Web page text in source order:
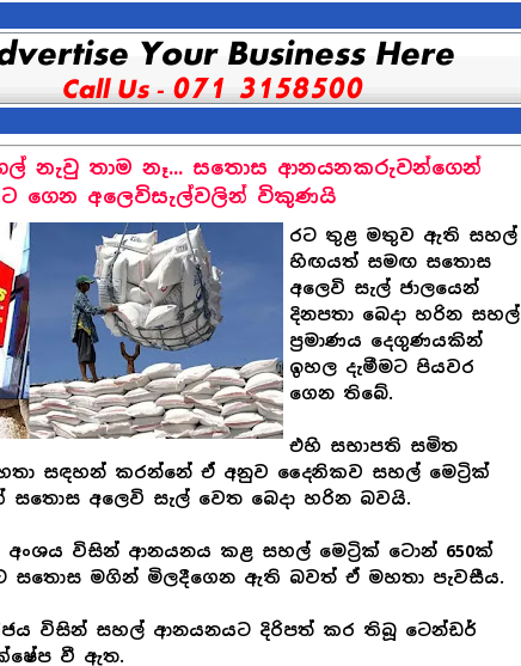
නැවු තාම නෑ... සතොස ආනයනකරුවන්ගෙන්
ගෙන අලෙවිසැල්වලින් විකුණයි
රට තුළ මතුව ඇති සහල්
හිඟයත් සමඟ සතොස
අලෙවි සැල් ජාලයෙන්
දිනපතා බෙදා හරින සහල්
ප්‍රමාණය දෙගුණයකින්
ඉහල දැමීමට පියවර
ගෙන තිබේ.
එහි සභාපති සමිත
සඳහන් කරන්නේ ඒ අනුව දෛනිකව සහල් මෙට්‍රික්
සතොස අලෙවි සැල් වෙත බෙදා හරින බවයි.
විසින් ආනයනය කළ සහල් මෙට්‍රික් ටොන් 650ක්
සතොස මගින් මිලදීගෙන ඇති බවත් ඒ මහතා පැවසීය.
විසින් සහල් ආනයනයට දිරිපත් කර තිබූ ටෙන්ඩර්
වී ඇත.